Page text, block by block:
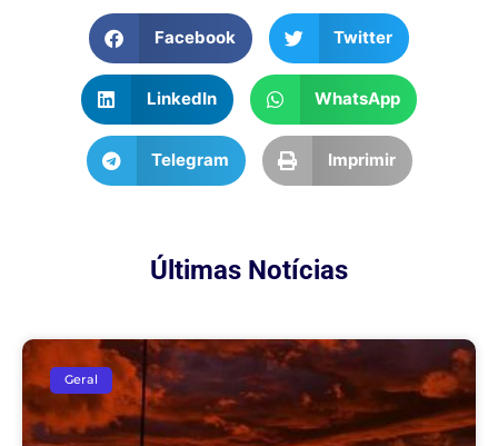
Facebook Twitter
LinkedIn WhatsApp
Telegram Imprimir
Últimas Notícias
Geral